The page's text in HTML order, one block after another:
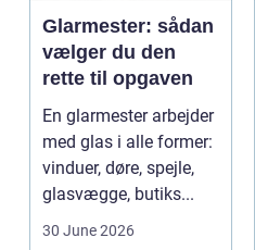
Glarmester: sådan
vælger du den
rette til opgaven
En glarmester arbejder
med glas i alle former:
vinduer, døre, spejle,
glasvægge, butiks...
30 June 2026